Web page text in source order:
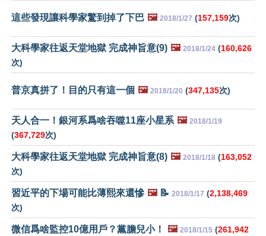
這些發現讓科學家驚到掉了下巴 🖼️ 2018/1/27 (157,159次)
大科學家往返天堂地獄 完成神旨意(9) 🖼️ 2018/1/24 (160,626
次)
普京真拼了！目的只有這一個 🖼️ 2018/1/20 (347,135次)
天人合一！銀河系爲啥吞噬11座小星系 🖼️ 2018/1/19
(367,729次)
大科學家往返天堂地獄 完成神旨意(8) 🖼️ 2018/1/18 (163,052
次)
習近平的下場可能比薄熙來還慘 🖼️📝 2018/1/17 (2,138,469
次)
微信爲啥監控10億用戶？黨膽兒小！ 🖼️ 2018/1/15 (261,942